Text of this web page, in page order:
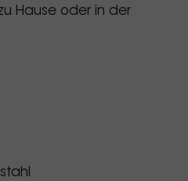
Hause oder in der